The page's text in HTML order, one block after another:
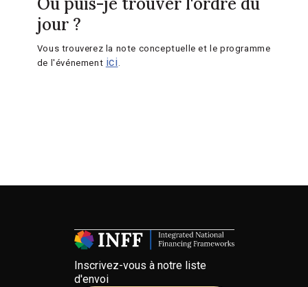
jour ?
Vous trouverez la note conceptuelle et le programme
de l'événement ici.
Inscrivez-vous à notre liste
d'envoi